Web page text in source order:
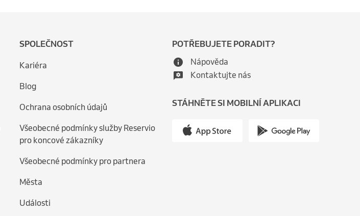
SPOLEČNOST
Kariéra
Blog
Ochrana osobních údajů
Všeobecné podmínky služby Reservio
pro koncové zákazníky
Všeobecné podmínky pro partnera
Města
Události
POTŘEBUJETE PORADIT?
Nápověda
Kontaktujte nás
STÁHNĚTE SI MOBILNÍ APLIKACI